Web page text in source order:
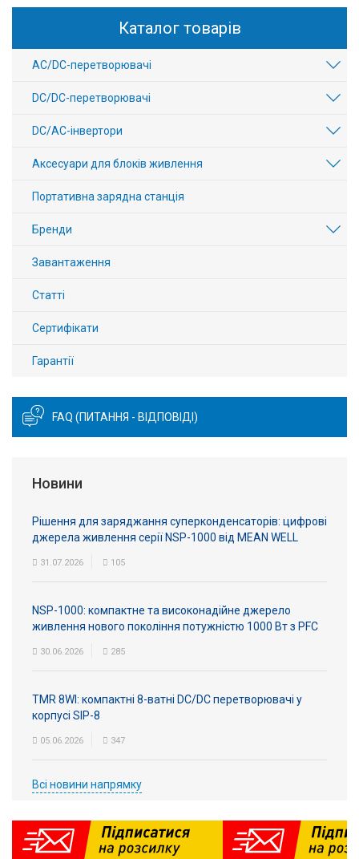
Каталог товарів
AC/DC-перетворювачі
DC/DC-перетворювачі
DC/AC-інвертори
Аксесуари для блоків живлення
Портативна зарядна станція
Бренди
Завантаження
Статті
Сертифікати
Гарантії
FAQ (ПИТАННЯ - ВІДПОВІДІ)
Новини
Рішення для заряджання суперконденсаторів: цифрові
джерела живлення серії NSP-1000 від MEAN WELL
31.07.2026 105
NSP-1000: компактне та високонадійне джерело
живлення нового покоління потужністю 1000 Вт з PFC
30.06.2026 285
TMR 8WI: компактні 8-ватні DC/DC перетворювачі у
корпусі SIP-8
05.06.2026 347
Всі новини напрямку